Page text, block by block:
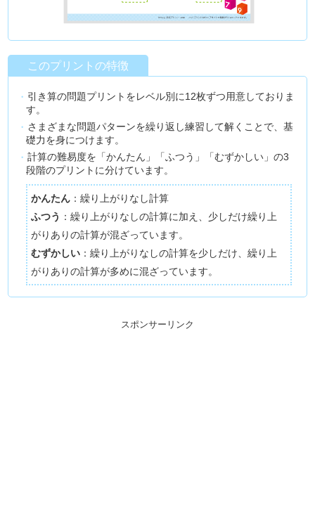
このプリントの特徴
引き算の問題プリントをレベル別に12枚ずつ用意しておりま
す。
さまざまな問題パターンを繰り返し練習して解くことで、基
礎力を身につけます。
計算の難易度を「かんたん」「ふつう」「むずかしい」の3
段階のプリントに分けています。
かんたん ：繰り上がりなし計算
ふつう ：繰り上がりなしの計算に加え、少しだけ繰り上
がりありの計算が混ざっています。
むずかしい ：繰り上がりなしの計算を少しだけ、繰り上
がりありの計算が多めに混ざっています。
スポンサーリンク